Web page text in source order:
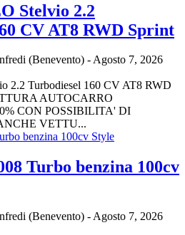
Stelvio 2.2
CV AT8 RWD Sprint
(Benevento) -Agosto 7, 2026
2.2 Turbodiesel 160 CV AT8 RWD
AUTOCARRO
CON POSSIBILITA' DI
VETTU...
Turbo benzina 100cv
(Benevento) - Agosto 7, 2026